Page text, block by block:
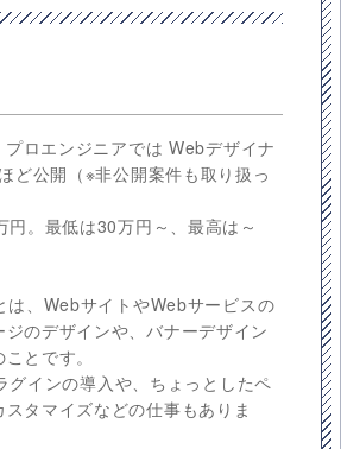
ロエンジニアでは Webデザイナ
ど公開（※非公開案件も取り扱っ
円。最低は30万円～、最高は～
は、WebサイトやWebサービスの
のデザインや、バナーデザイン
とです。
インの導入や、ちょっとしたペ
タマイズなどの仕事もありま